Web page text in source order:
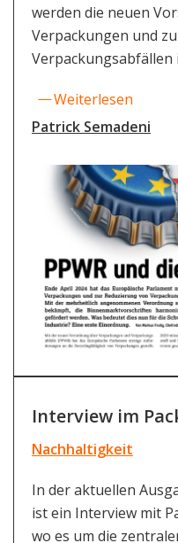
werden die neuen
Verpackungen und
Verpackungsabfällen
Weiterlesen
Patrick Semadeni
Interview im
Nachhaltigkeit
In der aktuellen
ist ein Interview mit
wo es um die